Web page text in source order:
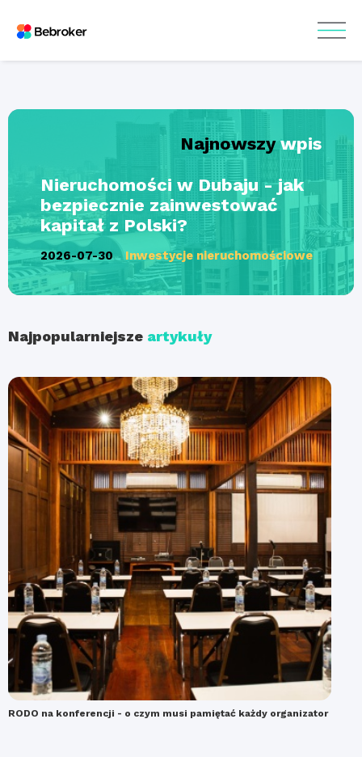
Najnowszywpis
Nieruchomości w Dubaju - jak
bezpiecznie zainwestować
kapitał z Polski?
2026-07-30 Inwestycje nieruchomościowe
Najpopularniejsze artykuły
RODO na konferencji - o czym musi pamiętać każdy organizator